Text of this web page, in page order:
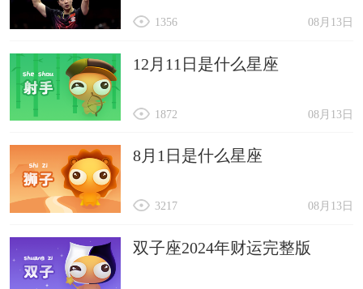
08月13日
1356
12月11日是什么星座
08月13日
1872
8月1日是什么星座
08月13日
3217
双子座2024年财运完整版